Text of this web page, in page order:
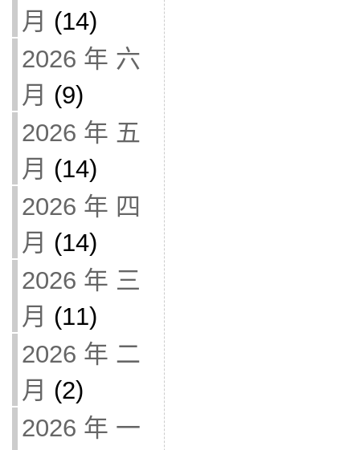
月 (14)
2026 年 六
月 (9)
2026 年 五
月 (14)
2026 年 四
月 (14)
2026 年 三
月 (11)
2026 年 二
月 (2)
2026 年 一